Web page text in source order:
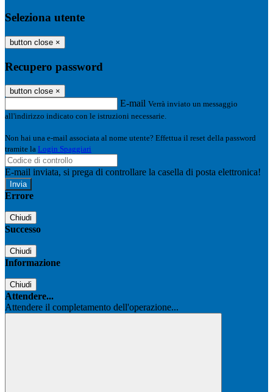
Seleziona utente
button close ×
Recupero password
button close ×
E-mail Verrà inviato un messaggio
all'indirizzo indicato con le istruzioni necessarie.
Non hai una e-mail associata al nome utente? Effettua il reset della password
tramite la Login Spaggiari
E-mail inviata, si prega di controllare la casella di posta elettronica!
Errore
Chiudi
Successo
Chiudi
Informazione
Chiudi
Attendere...
Attendere il completamento dell'operazione...